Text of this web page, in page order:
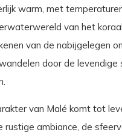
warm, met
van het
van de nabijgelegen
door de
van Malé komt tot
rustige ambiance, de